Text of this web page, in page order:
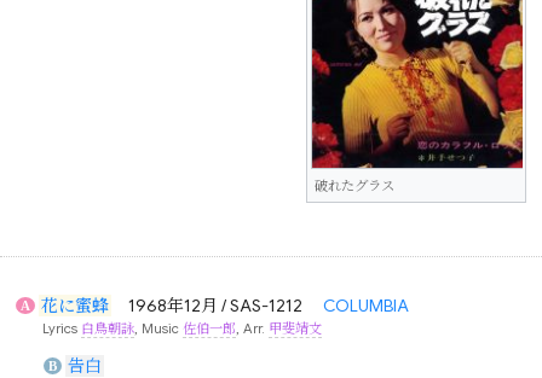
破れたグラス
A 花に蜜蜂 1968年12月 / SAS-1212 COLUMBIA
Lyrics 白鳥朝詠, Music佐伯一郎, Arr. 甲斐靖文
B 告白